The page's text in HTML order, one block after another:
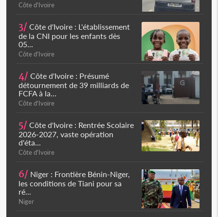
Côte d'Ivoire
3/ Côte d'Ivoire : L'établissement
de la CNI pour les enfants dès
05...
Côte d'Ivoire
4/ Côte d'Ivoire : Présumé
détournement de 39 milliards de
FCFA à la...
Côte d'Ivoire
5/ Côte d'Ivoire : Rentrée Scolaire
2026-2027, vaste opération
d'éta...
Côte d'Ivoire
6/ Niger : Frontière Bénin-Niger,
les conditions de Tiani pour sa
ré...
Niger